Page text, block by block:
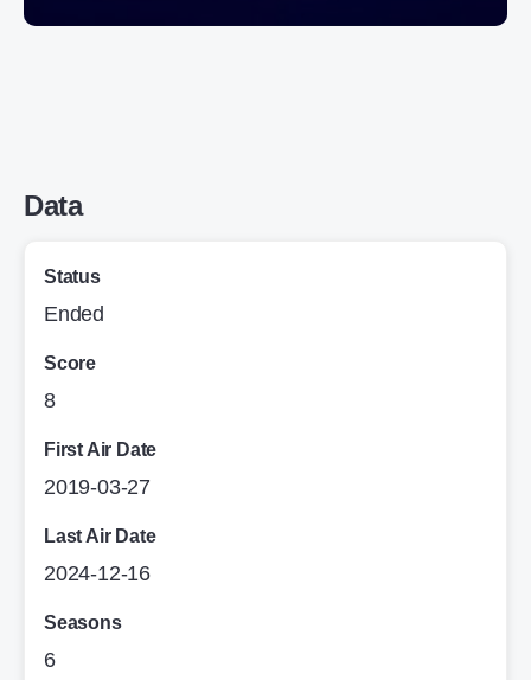
Data
Status
Ended
Score
8
First Air Date
2019-03-27
Last Air Date
2024-12-16
Seasons
6